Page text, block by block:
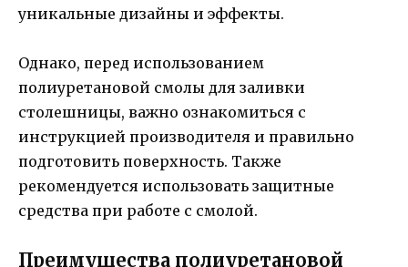
уникальные дизайны и эффекты.
Однако, перед использованием
полиуретановой смолы для заливки
столешницы, важно ознакомиться с
инструкцией производителя и правильно
подготовить поверхность. Также
рекомендуется использовать защитные
средства при работе с смолой.
Преимущества полиуретановой